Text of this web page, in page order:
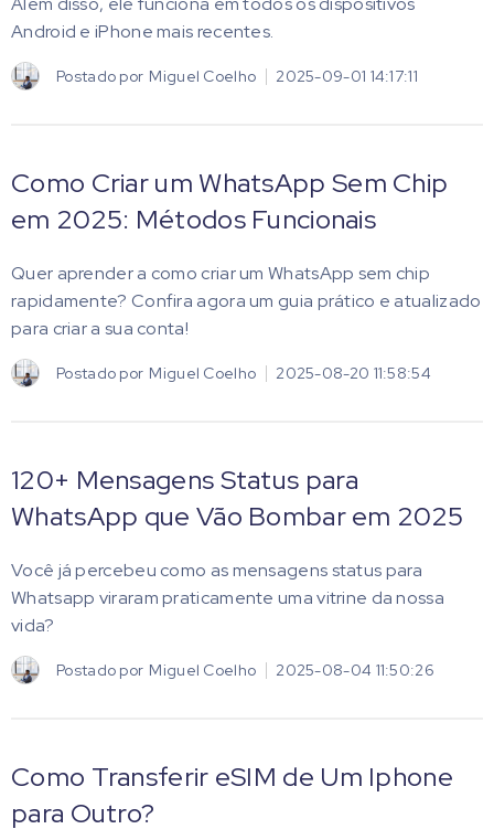
Android e iPhone mais recentes.
Postado por Miguel Coelho 2025-09-01 14:17:11
Como Criar um WhatsApp Sem Chip
em 2025: Métodos Funcionais
Quer aprender a como criar um WhatsApp sem chip
rapidamente? Confira agora um guia prático e atualizado
para criar a sua conta!
Postado por Miguel Coelho 2025-08-20 11:58:54
120+ Mensagens Status para
WhatsApp que Vão Bombar em 2025
Você já percebeu como as mensagens status para
Whatsapp viraram praticamente uma vitrine da nossa
vida?
Postado por Miguel Coelho 2025-08-04 11:50:26
Como Transferir eSIM de Um Iphone
para Outro?